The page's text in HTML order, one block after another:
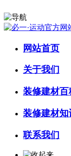
网站首页
关于我们
装修建材百
装修建材知
联系我们